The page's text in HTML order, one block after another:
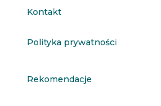
Kontakt
Polityka prywatności
Rekomendacje